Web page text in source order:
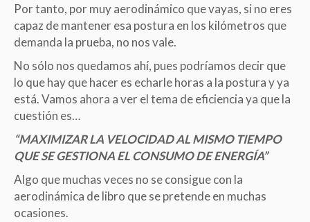
Por tanto, por muy aerodinámico que vayas, si no eres
capaz de mantener esa postura en los kilómetros que
demanda la prueba, no nos vale.
No sólo nos quedamos ahí, pues podríamos decir que
lo que hay que hacer es echarle horas a la postura y ya
está. Vamos ahora a ver el tema de eficiencia ya que la
cuestión es…
“MAXIMIZAR LA VELOCIDAD AL MISMO TIEMPO
QUE SE GESTIONA EL CONSUMO DE ENERGÍA”
Algo que muchas veces no se consigue con la
aerodinámica de libro que se pretende en muchas
ocasiones.